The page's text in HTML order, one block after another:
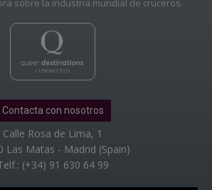
sobre la industria mundial de cruceros.
Contacta con nosotros
Calle Rosa de Lima, 1
Las Matas - Madrid (Spain)
(+34) 91 630 64 99